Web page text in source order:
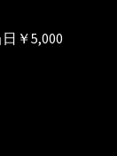
￥5,000